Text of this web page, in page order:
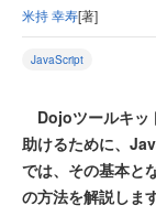
米持 幸寿[著]
JavaScript
Dojoツールキッ
助けるために、
では、その基本と
の方法を解説します